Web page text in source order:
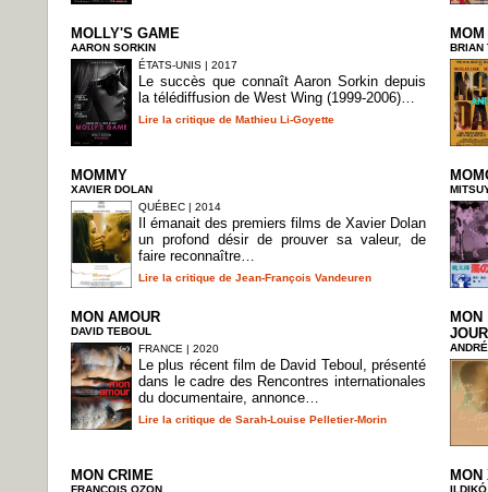
MOLLY'S GAME
AARON SORKIN
ÉTATS-UNIS | 2017
Le succès que connaît Aaron Sorkin depuis
la télédiffusion de West Wing (1999-2006)…
Lire la critique de Mathieu Li-Goyette
BRIAN
MOMMY
XAVIER DOLAN
QUÉBEC | 2014
Il émanait des premiers films de Xavier Dolan
un profond désir de prouver sa valeur, de
faire reconnaître…
Lire la critique de Jean-François Vandeuren
MON AMOUR
DAVID TEBOUL
FRANCE | 2020
Le plus récent film de David Teboul, présenté
dans le cadre des Rencontres internationales
du documentaire, annonce…
Lire la critique de Sarah-Louise Pelletier-Morin
MON CRIME
FRANÇOIS OZON